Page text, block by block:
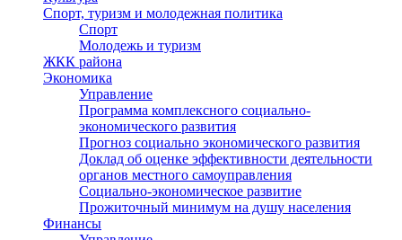
Спорт, туризм и молодежная политика
Спорт
Молодежь и туризм
ЖКК района
Экономика
Управление
Программа комплексного социально-
экономического развития
Прогноз социально экономического развития
Доклад об оценке эффективности деятельности
органов местного самоуправления
Социально-экономическое развитие
Прожиточный минимум на душу населения
Финансы